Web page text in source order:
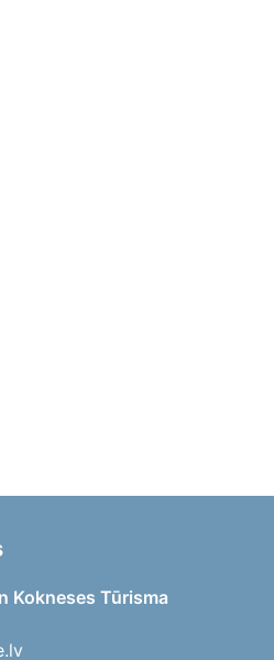
Kokneses Tūrisma